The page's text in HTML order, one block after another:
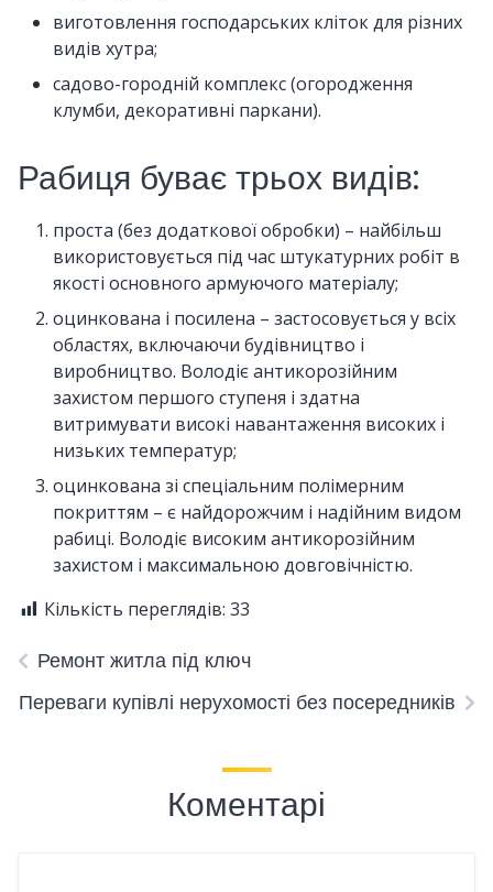
виготовлення господарських кліток для різних
видів хутра;
садово-городній комплекс (огородження
клумби, декоративні паркани).
Рабиця буває трьох видів:
проста (без додаткової обробки) – найбільш
використовується під час штукатурних робіт в
якості основного армуючого матеріалу;
оцинкована і посилена – застосовується у всіх
областях, включаючи будівництво і
виробництво. Володіє антикорозійним
захистом першого ступеня і здатна
витримувати високі навантаження високих і
низьких температур;
оцинкована зі спеціальним полімерним
покриттям – є найдорожчим і надійним видом
рабиці. Володіє високим антикорозійним
захистом і максимальною довговічністю.
Кількість переглядів: 33
Ремонт житла під ключ
Переваги купівлі нерухомості без посередників
Коментарі